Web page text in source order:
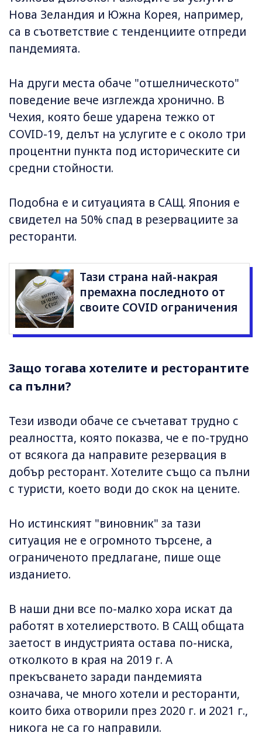
Нова Зеландия и Южна Корея, например,
са в съответствие с тенденциите отпреди
пандемията.
На други места обаче "отшелническото"
поведение вече изглежда хронично. В
Чехия, която беше ударена тежко от
COVID-19, делът на услугите е с около три
процентни пункта под историческите си
средни стойности.
Подобна е и ситуацията в САЩ. Япония е
свидетел на 50% спад в резервациите за
ресторанти.
Тази страна най-накрая
премахна последното от
своите COVID ограничения
Защо тогава хотелите и ресторантите
са пълни?
Тези изводи обаче се съчетават трудно с
реалността, която показва, че е по-трудно
от всякога да направите резервация в
добър ресторант. Хотелите също са пълни
с туристи, което води до скок на цените.
Но истинският "виновник" за тази
ситуация не е огромното търсене, а
ограниченото предлагане, пише още
изданието.
В наши дни все по-малко хора искат да
работят в хотелиерството. В САЩ общата
заетост в индустрията остава по-ниска,
отколкото в края на 2019 г. А
прекъсването заради пандемията
означава, че много хотели и ресторанти,
които биха отворили през 2020 г. и 2021 г.,
никога не са го направили.